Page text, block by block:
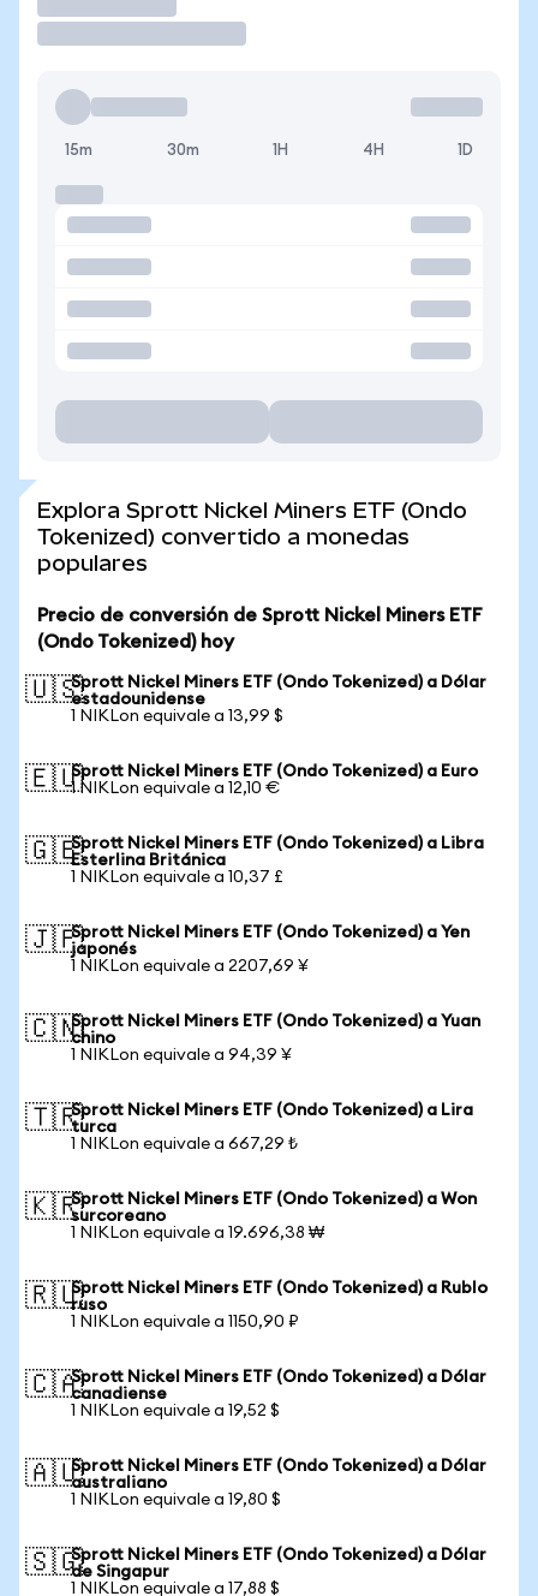
15m 30m 1H 4H 1D
Explora Sprott Nickel Miners ETF (Ondo
Tokenized) convertido a monedas
populares
Precio de conversión de Sprott Nickel Miners ETF
(Ondo Tokenized) hoy
🇺🇸Sprott Nickel Miners ETF (Ondo Tokenized) a Dólar
estadounidense
1 NIKLon equivale a 13,99 $
🇪🇺Sprott Nickel Miners ETF (Ondo Tokenized) a Euro
1 NIKLon equivale a 12,10 €
🇬🇧Sprott Nickel Miners ETF (Ondo Tokenized) a Libra
Esterlina Británica
1 NIKLon equivale a 10,37 £
🇯🇵Sprott Nickel Miners ETF (Ondo Tokenized) a Yen
japonés
1 NIKLon equivale a 2207,69 ¥
🇨🇳Sprott Nickel Miners ETF (Ondo Tokenized) a Yuan
chino
1 NIKLon equivale a 94,39 ¥
🇹🇷Sprott Nickel Miners ETF (Ondo Tokenized) a Lira
turca
1 NIKLon equivale a 667,29 ₺
🇰🇷Sprott Nickel Miners ETF (Ondo Tokenized) a Won
surcoreano
1 NIKLon equivale a 19.696,38 ₩
🇷🇺Sprott Nickel Miners ETF (Ondo Tokenized) a Rublo
ruso
1 NIKLon equivale a 1150,90 ₽
🇨🇦Sprott Nickel Miners ETF (Ondo Tokenized) a Dólar
canadiense
1 NIKLon equivale a 19,52 $
🇦🇺Sprott Nickel Miners ETF (Ondo Tokenized) a Dólar
australiano
1 NIKLon equivale a 19,80 $
🇸🇬Sprott Nickel Miners ETF (Ondo Tokenized) a Dólar
de Singapur
1 NIKLon equivale a 17,88 $